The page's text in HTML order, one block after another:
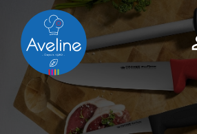
Panneau de gestion des cookies